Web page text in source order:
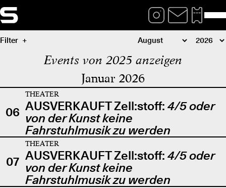
Filter
Events von 2025 anzeigen
Januar 2026
06
THEATER
AUSVERKAUFT Zell:stoff: 4/5 oder
von der Kunst keine
Fahrstuhlmusik zu werden
07
THEATER
AUSVERKAUFT Zell:stoff: 4/5 oder
von der Kunst keine
Fahrstuhlmusik zu werden